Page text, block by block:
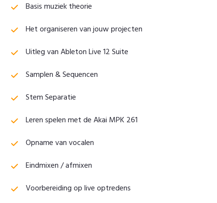
Basis muziek theorie
Het organiseren van jouw projecten
Uitleg van Ableton Live 12 Suite
Samplen & Sequencen
Stem Separatie
Leren spelen met de Akai MPK 261
Opname van vocalen
Eindmixen / afmixen
Voorbereiding op live optredens